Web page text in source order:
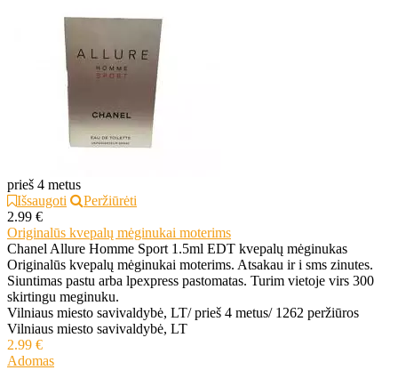
prieš 4 metus
Išsaugoti
Peržiūrėti
2.99 €
Originalūs kvepalų mėginukai moterims
Chanel Allure Homme Sport 1.5ml EDT kvepalų mėginukas
Originalūs kvepalų mėginukai moterims. Atsakau ir i sms zinutes.
Siuntimas pastu arba lpexpress pastomatas. Turim vietoje virs 300
skirtingu meginuku.
Vilniaus miesto savivaldybė, LT/ prieš 4 metus/ 1262 peržiūros
Vilniaus miesto savivaldybė, LT
2.99 €
Adomas